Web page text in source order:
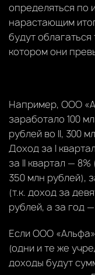
определяться по
нарастающим
будут
котором они
Например, ООО
заработало 100
рублей во II, 300
Доход за I
за II квартал —
350 млн рублей),
(т.к. доход за
рублей, а за год
Если ООО
(одни и те же
доходы будут